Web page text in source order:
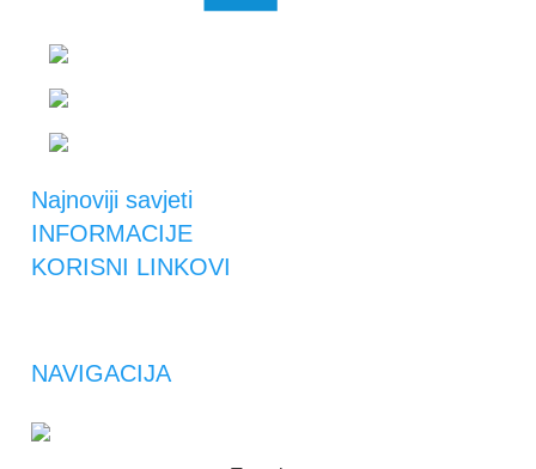
Najnoviji savjeti
INFORMACIJE
KORISNI LINKOVI
NAVIGACIJA